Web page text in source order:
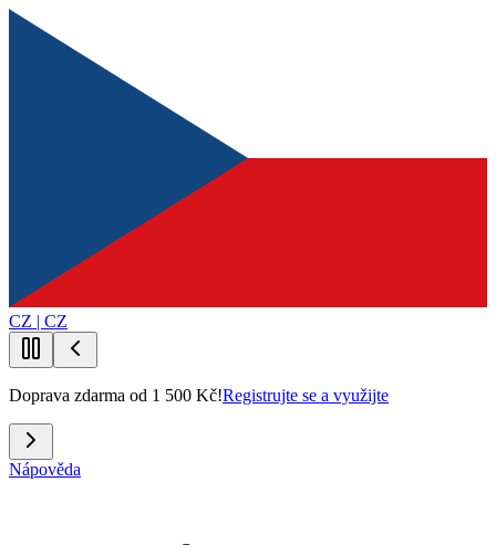
CZ | CZ
Doprava zdarma od 1 500 Kč!Registrujte se a využijte
Nápověda